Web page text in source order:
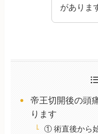
がありま
帝王切開後の頭
ります
① 術直後から